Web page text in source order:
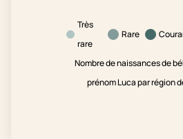
Très
rare
Rare
Nombre de naissances de
prénom Luca par région